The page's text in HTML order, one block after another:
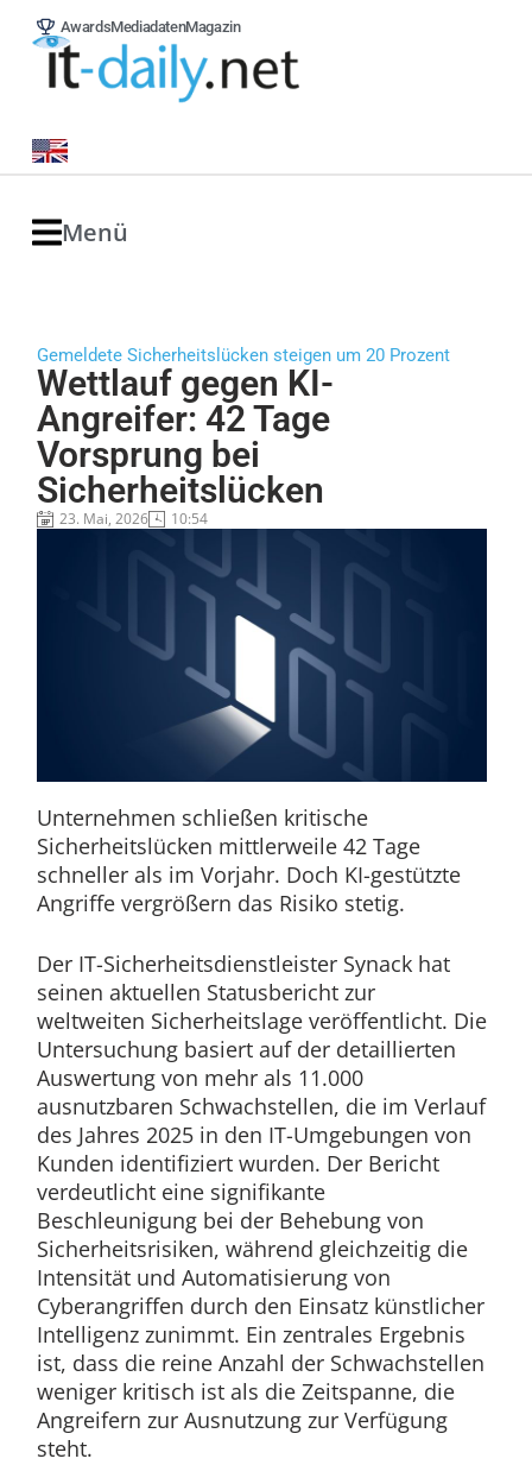
AwardsMediadatenMagazin
Menü
Gemeldete Sicherheitslücken steigen um 20 Prozent
Wettlauf gegen KI-
Angreifer: 42 Tage
Vorsprung bei
Sicherheitslücken
23. Mai, 2026 10:54
Unternehmen schließen kritische
Sicherheitslücken mittlerweile 42 Tage
schneller als im Vorjahr. Doch KI-gestützte
Angriffe vergrößern das Risiko stetig.
Der IT-Sicherheitsdienstleister Synack hat
seinen aktuellen Statusbericht zur
weltweiten Sicherheitslage veröffentlicht. Die
Untersuchung basiert auf der detaillierten
Auswertung von mehr als 11.000
ausnutzbaren Schwachstellen, die im Verlauf
des Jahres 2025 in den IT-Umgebungen von
Kunden identifiziert wurden. Der Bericht
verdeutlicht eine signifikante
Beschleunigung bei der Behebung von
Sicherheitsrisiken, während gleichzeitig die
Intensität und Automatisierung von
Cyberangriffen durch den Einsatz künstlicher
Intelligenz zunimmt. Ein zentrales Ergebnis
ist, dass die reine Anzahl der Schwachstellen
weniger kritisch ist als die Zeitspanne, die
Angreifern zur Ausnutzung zur Verfügung
steht.